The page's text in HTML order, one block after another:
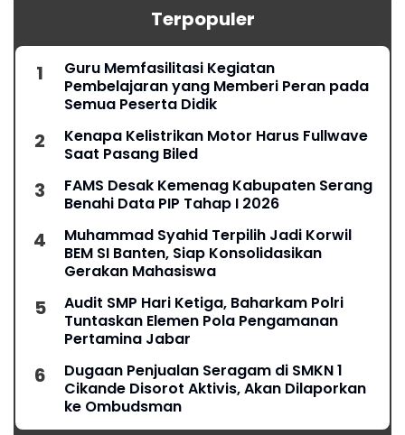
Terpopuler
Guru Memfasilitasi Kegiatan
Pembelajaran yang Memberi Peran pada
Semua Peserta Didik
Kenapa Kelistrikan Motor Harus Fullwave
Saat Pasang Biled
FAMS Desak Kemenag Kabupaten Serang
Benahi Data PIP Tahap I 2026
Muhammad Syahid Terpilih Jadi Korwil
BEM SI Banten, Siap Konsolidasikan
Gerakan Mahasiswa
Audit SMP Hari Ketiga, Baharkam Polri
Tuntaskan Elemen Pola Pengamanan
Pertamina Jabar
Dugaan Penjualan Seragam di SMKN 1
Cikande Disorot Aktivis, Akan Dilaporkan
ke Ombudsman